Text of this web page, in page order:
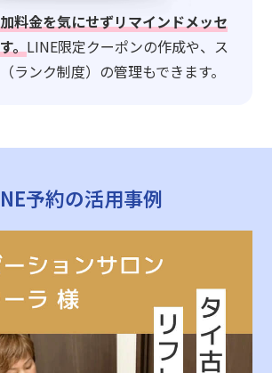
料金を気にせずリマインドメッセ
。LINE限定クーポンの作成や、ス
ランク制度）の管理もできます。
予約の活用事例